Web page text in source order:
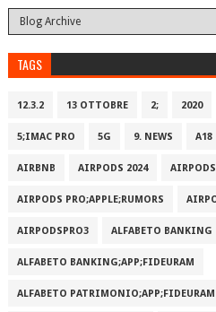
TAGS
12.3.2 13 OTTOBRE 2; 2020
5;IMAC PRO 5G 9. NEWS A18
AIRBNB AIRPODS 2024
AIRPODS PRO;APPLE;RUMORS
AIRPODSPRO3 ALFABETO BANKING
ALFABETO BANKING;APP;FIDEURAM
ALFABETO PATRIMONI‪O‬;APP;FIDEURAM